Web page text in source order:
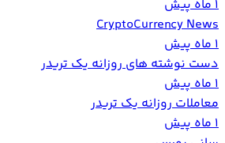
1 ماه پیش
CryptoCurrency News
1 ماه پیش
دست نوشته های روزانه یک تریدر
1 ماه پیش
معاملات روزانه یک تریدر
1 ماه پیش